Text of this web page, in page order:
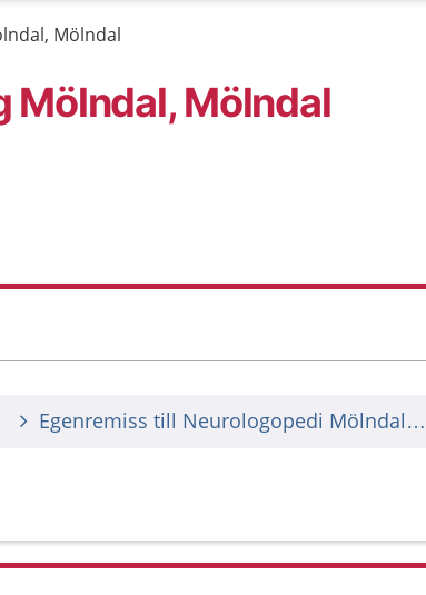
Mölndal
Mölndal, Mölndal
Egenremiss till Neurologopedi Mölndals sjukhus